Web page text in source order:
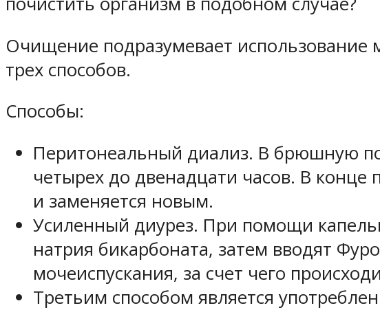
Очищение подразумевает использование
трех способов.
Способы:
Перитонеальный диализ. В брюшную
четырех до двенадцати часов. В
и заменяется новым.
Усиленный диурез. При помощи
натрия бикарбоната, затем вводят
мочеиспускания, за счет чего
Третьим способом является